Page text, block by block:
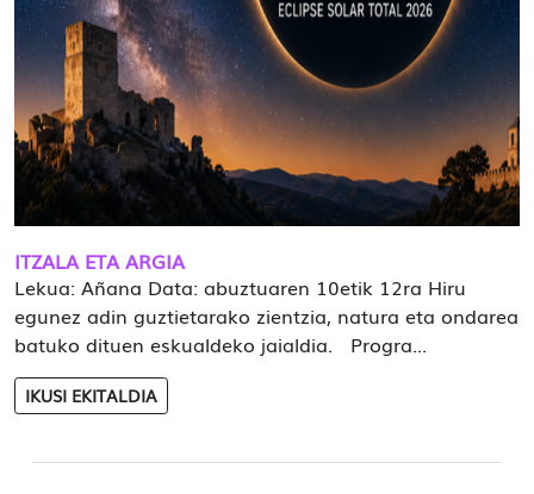
ITZALA ETA ARGIA
Lekua: Añana Data: abuztuaren 10etik 12ra Hiru
egunez adin guztietarako zientzia, natura eta ondarea
batuko dituen eskualdeko jaialdia. Progra...
IKUSI EKITALDIA